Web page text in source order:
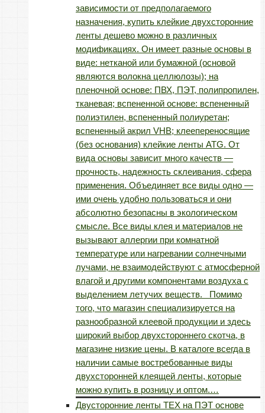
зависимости от предполагаемого
назначения, купить клейкие двухсторонние
ленты дешево можно в различных
модификациях. Он имеет разные основы в
виде: нетканой или бумажной (основой
являются волокна целлюлозы); на
пленочной основе: ПВХ, ПЭТ, полипропилен,
тканевая; вспененной основе: вспененный
полиэтилен, вспененный полиуретан;
вспененный акрил VHB; клеепереносящие
(без основания) клейкие ленты ATG. От
вида основы зависит много качеств —
прочность, надежность склеивания, сфера
применения. Объединяет все виды одно —
ими очень удобно пользоваться и они
абсолютно безопасны в экологическом
смысле. Все виды клея и материалов не
вызывают аллергии при комнатной
температуре или нагревании солнечными
лучами, не взаимодействуют с атмосферной
влагой и другими компонентами воздуха с
выделением летучих веществ. Помимо
того, что магазин специализируется на
разнообразной клеевой продукции и здесь
широкий выбор двухстороннего скотча, в
магазине низкие цены. В каталоге всегда в
наличии самые востребованные виды
двухсторонней клеящей ленты, которые
можно купить в розницу и оптом.…
Двусторонние ленты TEX на ПЭТ основе